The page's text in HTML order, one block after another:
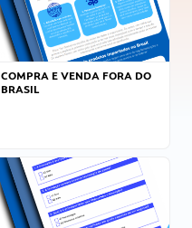
COMPRA E VENDA FORA DO
BRASIL